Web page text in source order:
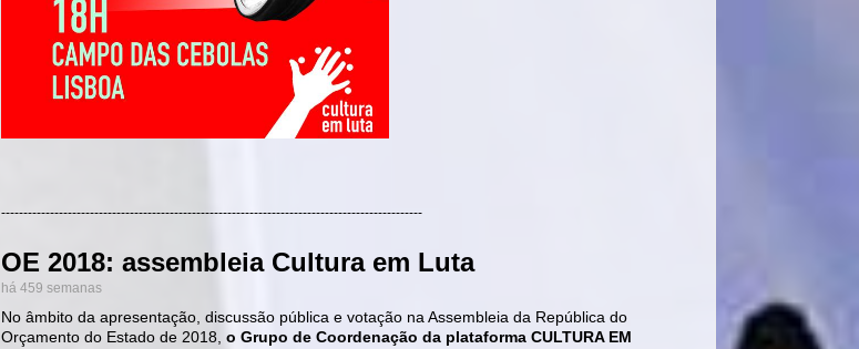
-----------------------------------------------------------------------------------------------
OE 2018: assembleia Cultura em Luta
há 459 semanas
No âmbito da apresentação, discussão pública e votação na Assembleia da República do
Orçamento do Estado de 2018, o Grupo de Coordenação da plataforma CULTURA EM